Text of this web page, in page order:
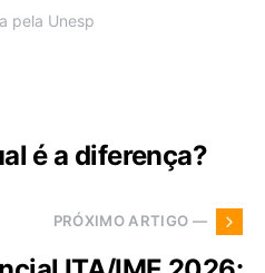
pela Unesp
é a diferença?
PRÓXIMO ARTIGO —